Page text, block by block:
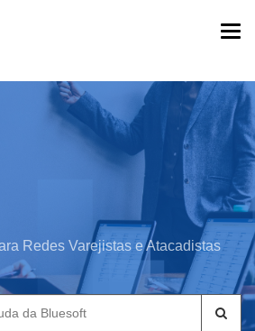
Redes Varejistas e Atacadistas